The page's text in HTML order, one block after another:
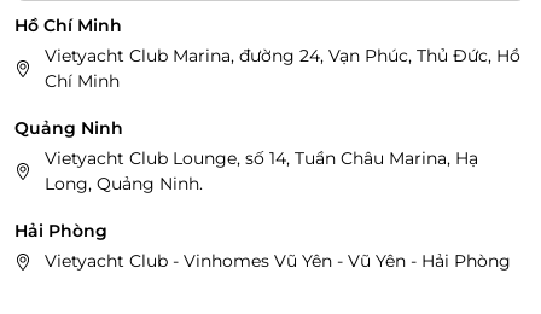
Hồ Chí Minh
Vietyacht Club Marina, đường 24, Vạn Phúc, Thủ Đức, Hồ
Chí Minh
Quảng Ninh
Vietyacht Club Lounge, số 14, Tuần Châu Marina, Hạ
Long, Quảng Ninh.
Hải Phòng
Vietyacht Club - Vinhomes Vũ Yên - Vũ Yên - Hải Phòng